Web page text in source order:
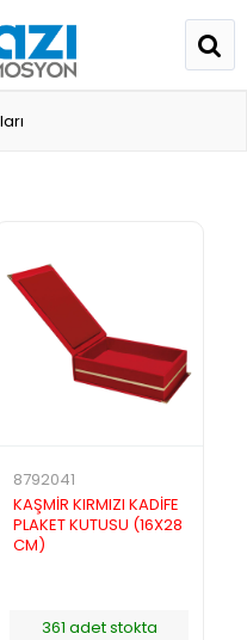
8792041
KAŞMİR KIRMIZI KADİFE
PLAKET KUTUSU (16X28
CM)
361 adet stokta